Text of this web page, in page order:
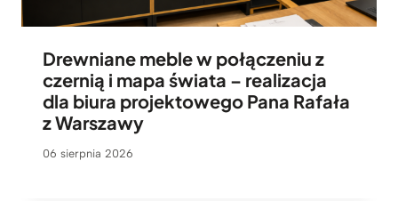
Drewniane meble w połączeniu z
czernią i mapa świata – realizacja
dla biura projektowego Pana Rafała
z Warszawy
06 sierpnia 2026